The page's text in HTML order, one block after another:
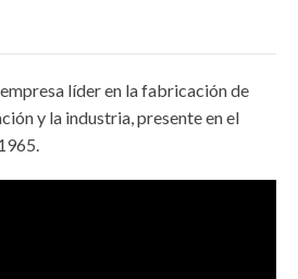
líder en la fabricación de
y la industria, presente en el